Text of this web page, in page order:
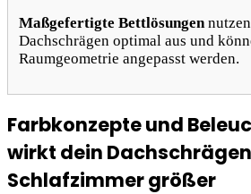
Maßgefertigte Bettlösungen
Dachschrägen optimal aus und
Raumgeometrie angepasst werden.
Farbkonzepte und
wirkt dein
Schlafzimmer größer